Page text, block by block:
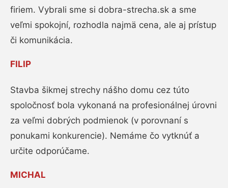
firiem. Vybrali sme si dobra-strecha.sk a sme
veľmi spokojní, rozhodla najmä cena, ale aj prístup
či komunikácia.
FILIP
Stavba šikmej strechy nášho domu cez túto
spoločnosť bola vykonaná na profesionálnej úrovni
za veľmi dobrých podmienok (v porovnaní s
ponukami konkurencie). Nemáme čo vytknúť a
určite odporúčame.
MICHAL